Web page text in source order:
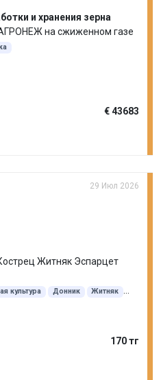
и хранения зерна
на сжиженном газе
€ 43683
29 Июл 2026
Житняк Эспарцет
культура Донник
Житняк
170 тг